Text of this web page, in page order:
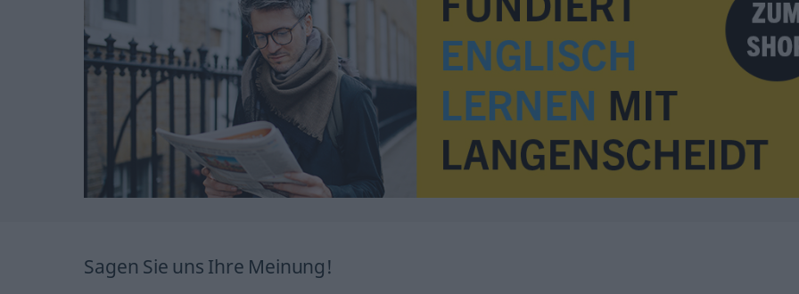
Sagen Sie uns Ihre Meinung!